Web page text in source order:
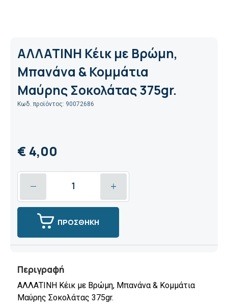
ΑΛΛΑΤΙΝΗ Κέικ με Βρώμη,
Μπανάνα & Κομμάτια
Μαύρης Σοκολάτας 375gr.
Κωδ. προϊόντος: 90072686
€ 4,00
ΠΡΟΣΘΗΚΗ
Περιγραφή
ΑΛΛΑΤΙΝΗ Κέικ με Βρώμη, Μπανάνα & Κομμάτια
Μαύρης Σοκολάτας 375gr.